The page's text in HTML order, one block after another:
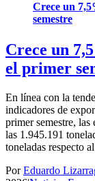
Crece un
semestre
Crece un
el primer
En línea con la
indicadores de
primer semestre,
las 1.945.191
toneladas respecto
PorEduardo